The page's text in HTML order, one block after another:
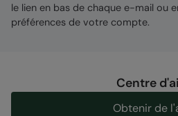
le lien en bas de chaque e-mail ou
préférences de votre compte.
Centre
Obtenir de